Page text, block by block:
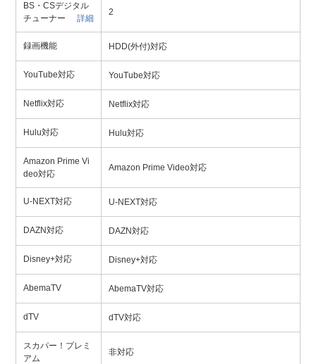
BS・CSデジタル
チューナー
詳細
2
録画機能 HDD(外付)対応
YouTube対応 YouTube対応
Netflix対応 Netflix対応
Hulu対応 Hulu対応
Amazon Prime Vi
deo対応
Amazon Prime Video対応
U-NEXT対応 U-NEXT対応
DAZN対応 DAZN対応
Disney+対応 Disney+対応
AbemaTV AbemaTV対応
dTV dTV対応
スカパー！プレミ
アム
非対応